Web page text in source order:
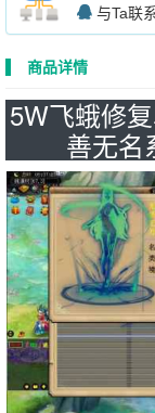
与Ta联
商品详情
5W飞蛾修
善无名